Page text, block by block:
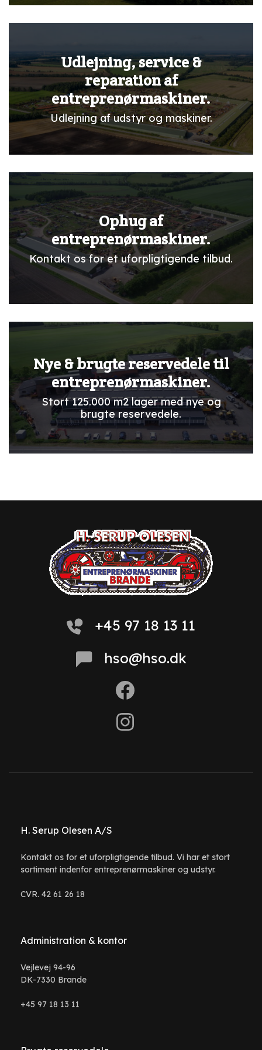
Udlejning, service &
reparation af
entreprenørmaskiner.
Udlejning af udstyr og maskiner.
Ophug af
entreprenørmaskiner.
Kontakt os for et uforpligtigende tilbud.
Nye & brugte reservedele til
entreprenørmaskiner.
Stort 125.000 m2 lager med nye og
brugte reservedele.
+45 97 18 13 11
hso@hso.dk
H. Serup Olesen A/S
Kontakt os for et uforpligtigende tilbud. Vi har et stort
sortiment indenfor entreprenørmaskiner og udstyr.
CVR. 42 61 26 18
Administration & kontor
Vejlevej 94-96
DK-7330 Brande
+45 97 18 13 11